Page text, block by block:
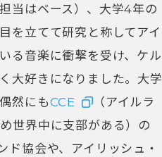
当はベース）、大学4年の
を立てて研究と称してアイ
る音楽に衝撃を受け、ケル
大好きになりました。大学
然にもCCE
（アイルラ
世界中に支部がある ）の
ド協会や、アイリッシュ・